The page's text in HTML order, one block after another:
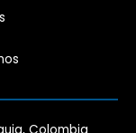
Colombia